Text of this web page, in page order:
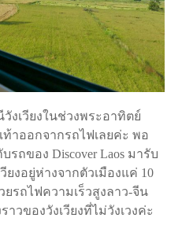
งเวียงในช่วงพระอาทิตย์
าออกจากรถไฟเลยค่ะ พอ
ถของ Discover Laos มารับ
ยงอยู่ห่างจากตัวเมืองแค่ 10
รถไฟความเร็วสูงลาว-จีน
วของวังเวียงที่ไม่วังเวงค่ะ